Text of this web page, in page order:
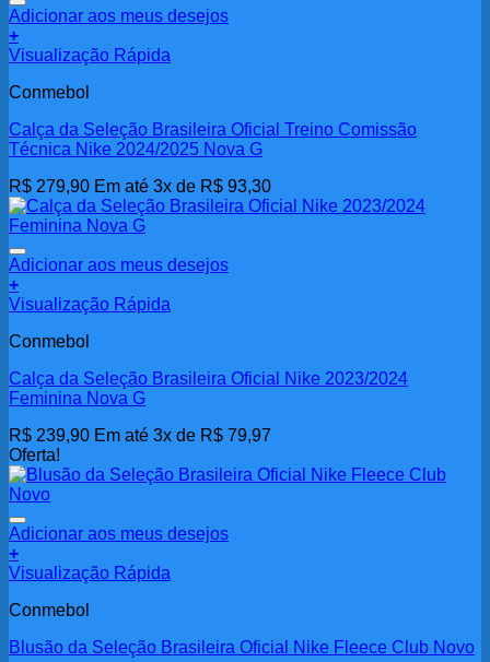
Adicionar aos meus desejos
+
Visualização Rápida
Conmebol
Calça da Seleção Brasileira Oficial Treino Comissão
Técnica Nike 2024/2025 Nova G
R$ 279,90 Em até 3x de R$ 93,30
Adicionar aos meus desejos
+
Visualização Rápida
Conmebol
Calça da Seleção Brasileira Oficial Nike 2023/2024
Feminina Nova G
R$ 239,90 Em até 3x de R$ 79,97
Oferta!
Adicionar aos meus desejos
+
Este
tem
variantes.
Visualização Rápida
Conmebol
Blusão da Seleção Brasileira Oficial Nike Fleece Club Novo